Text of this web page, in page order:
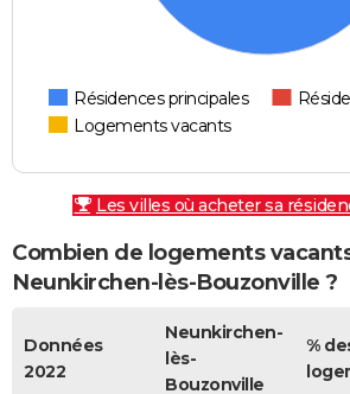
Résidences principales
Logements vacants
Les villes où acheter sa
Combien de logements
Neunkirchen-lès-Bouzonville ?
Données
2022
Neunkirchen-
lès-
Bouzonville
%